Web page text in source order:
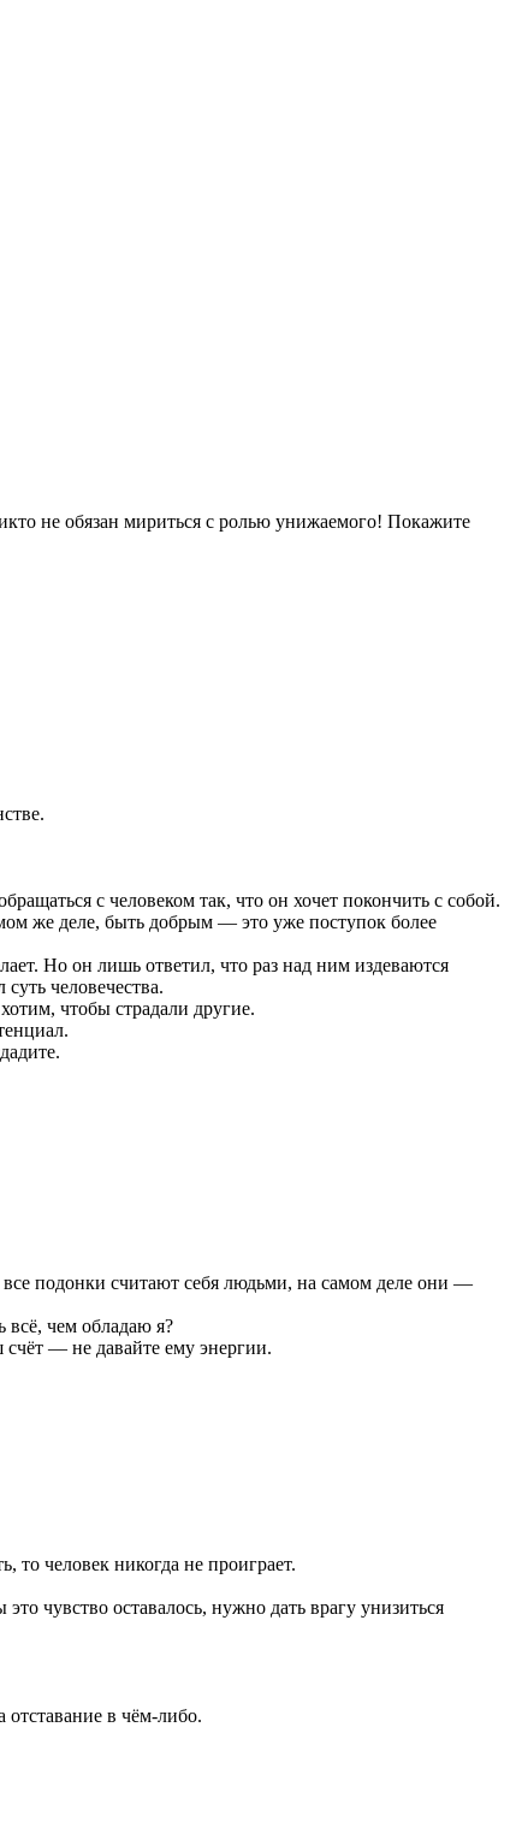
не обязан мириться с ролью унижаемого! Покажите
с человеком так, что он хочет покончить с собой.
же деле, быть добрым — это уже поступок более
Но он лишь ответил, что раз над ним издеваются
человечества.
чтобы страдали другие.
подонки считают себя людьми, на самом деле они —
всё, чем обладаю я?
счёт — не давайте ему энергии.
то человек никогда не проиграет.
чувство оставалось, нужно дать врагу унизиться
отставание в чём-либо.